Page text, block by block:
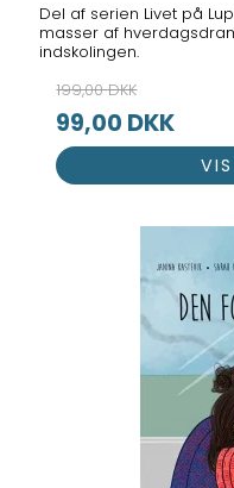
Del af serien Livet på
masser af
indskolingen.
199,00 DKK
99,00 DKK